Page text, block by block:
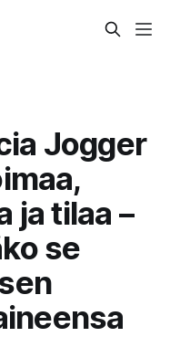
Jogger
ja tilaa –
se